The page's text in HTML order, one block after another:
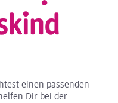
einen passenden
Dir bei der